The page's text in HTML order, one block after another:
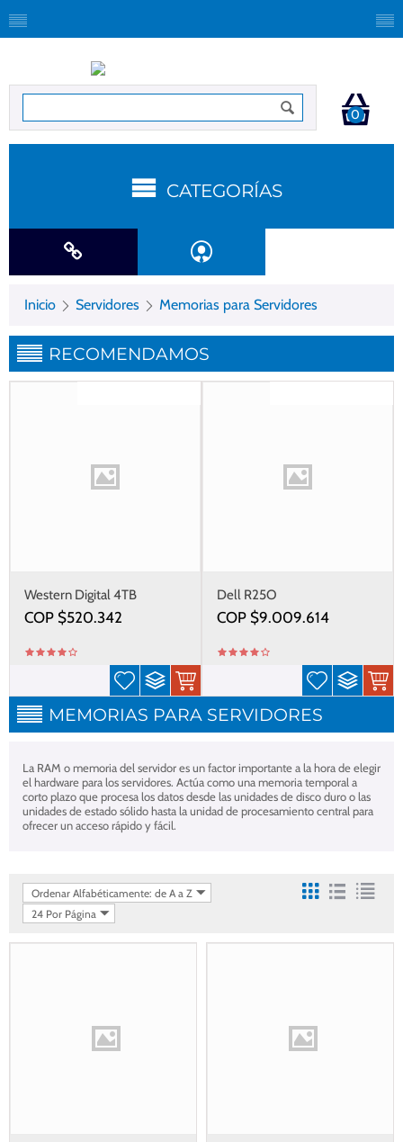
0
CATEGORÍAS
Inicio Servidores Memorias para Servidores
RECOMENDAMOS
Western Digital 4TB
COP $520.342
Dell R25O
COP $9.009.614
MEMORIAS PARA SERVIDORES
La RAM o memoria del servidor es un factor importante a la hora de elegir
el hardware para los servidores. Actúa como una memoria temporal a
corto plazo que procesa los datos desde las unidades de disco duro o las
unidades de estado sólido hasta la unidad de procesamiento central para
ofrecer un acceso rápido y fácil.
Ordenar Alfabéticamente: de A a Z
24 Por Página